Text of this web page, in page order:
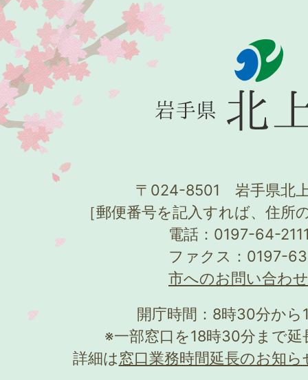
〒024-8501 岩手県北
［郵便番号を記入すれば、住所
電話：0197-64-
ファクス：0197-
市へのお問い合わ
開庁時間：8時30分か
※一部窓口を18時30分まで
詳細は窓口業務時間延長のお知ら